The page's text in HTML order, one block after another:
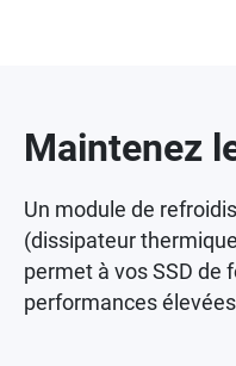
Maintenez
Un module de
(dissipateur
permet à vos SSD de
performances